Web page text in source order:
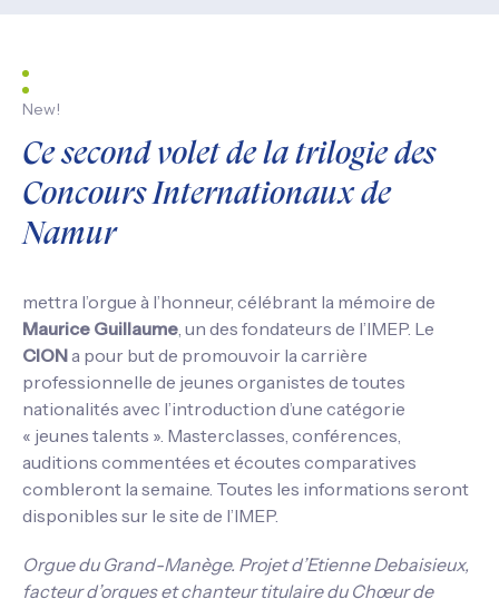
New!
Ce second volet de la trilogie des
Concours Internationaux de
Namur
mettra l’orgue à l’honneur, célébrant la mémoire de
Maurice Guillaume, un des fondateurs de l’IMEP. Le
CIONa pour but de promouvoir la carrière
professionnelle de jeunes organistes de toutes
nationalités avec l’introduction d’une catégorie
« jeunes talents ». Masterclasses, conférences,
auditions commentées et écoutes comparatives
combleront la semaine. Toutes les informations seront
disponibles sur le site de l’IMEP.
Orgue du Grand-Manège. Projet d’Etienne Debaisieux,
facteur d’orgues et chanteur titulaire du Chœur de